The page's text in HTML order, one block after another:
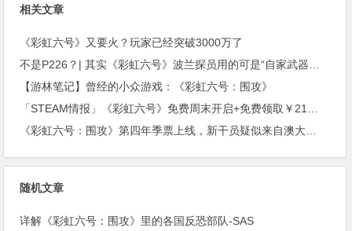
相关文章
《彩虹六号》又要火？玩家已经突破3000万了
不是P226？| 其实《彩虹六号》波兰探员用的可是“自家武器！”(上期福利开奖)
【游林笔记】曾经的小众游戏：《彩虹六号：围攻》
「STEAM情报」《彩虹六号》免费周末开启+免费领取￥21沙盒扮演游戏+“墓地星露谷”今日上架
《彩虹六号：围攻》第四年季票上线，新干员疑似来自澳大利亚。
随机文章
详解《彩虹六号：围攻》里的各国反恐部队-SAS